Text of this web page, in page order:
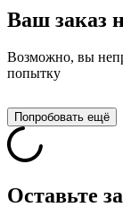
Ваш заказ
Возможно, вы
попытку
Попробовать ещё
Оставьте